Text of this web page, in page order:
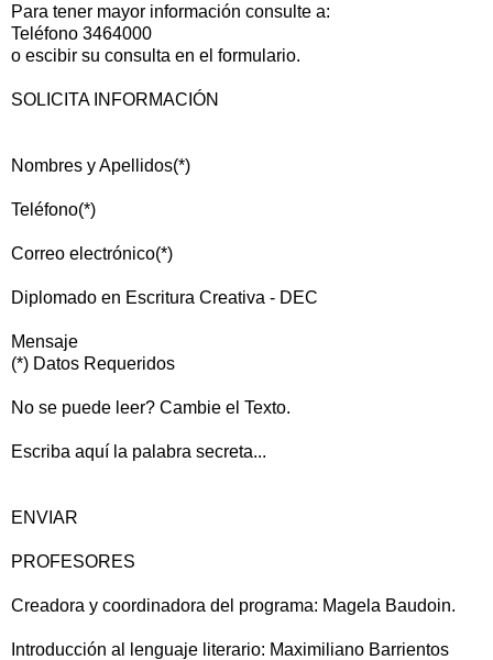
Para tener mayor información consulte a:
Teléfono 3464000
o escibir su consulta en el formulario.
SOLICITA INFORMACIÓN
Nombres y Apellidos(*)
Teléfono(*)
Correo electrónico(*)
Diplomado en Escritura Creativa - DEC
Mensaje
(*) Datos Requeridos
No se puede leer? Cambie el Texto.
Escriba aquí la palabra secreta...
ENVIAR
PROFESORES
Creadora y coordinadora del programa: Magela Baudoin.
Introducción al lenguaje literario: Maximiliano Barrientos